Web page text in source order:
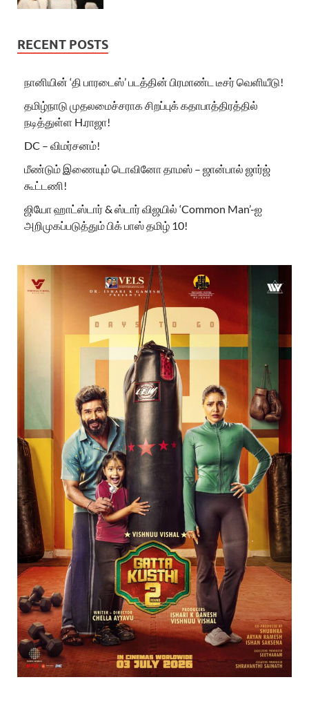
RECENT POSTS
நானியின் ‘தி பாரடைஸ்’ படத்தின் பிரமாண்ட டீசர் வெளியீடு!
தமிழ்நாடு முதலமைச்சராக சிறப்புக் கதாபாத்திரத்தில்
நடித்துள்ள H.ராஜா!
DC – விமர்சனம்!
மீண்டும் இணையும் டொவினோ தாமஸ் – ஜான்பால் ஜார்ஜ்
கூட்டணி!
ஜியோ ஹாட்ஸ்டார் & ஸ்டார் விஜயில் ‘Common Man’-ஐ
அறிமுகப்படுத்தும் பிக் பாஸ் தமிழ் 10!